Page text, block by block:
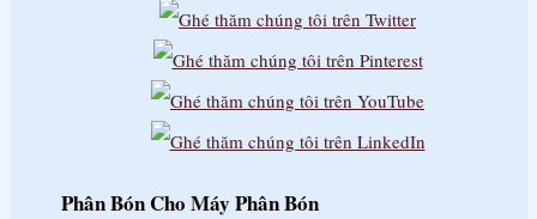
Gaeilge
Italiano
日本語
Қазақ тілі
Phân Bón Cho Máy Phân Bón